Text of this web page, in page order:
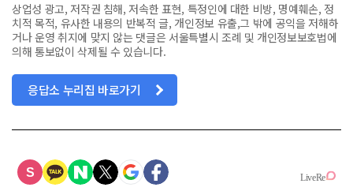
상업성 광고, 저작권 침해, 저속한 표현, 특정인에 대한 비방, 명예훼손, 정
치적 목적, 유사한 내용의 반복적 글, 개인정보 유출,그 밖에 공익을 저해하
거나 운영 취지에 맞지 않는 댓글은 서울특별시 조례 및 개인정보보호법에
의해 통보없이 삭제될 수 있습니다.
응답소 누리집 바로가기